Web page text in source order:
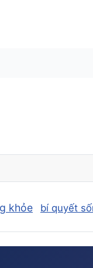
khỏe bí quyết